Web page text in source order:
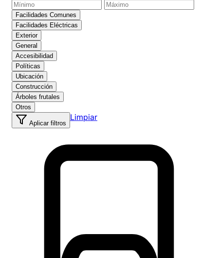
Facilidades Comunes
Facilidades Eléctricas
Exterior
General
Accesibilidad
Políticas
Ubicación
Construcción
Árboles frutales
Otros
Aplicar filtros
Limpiar